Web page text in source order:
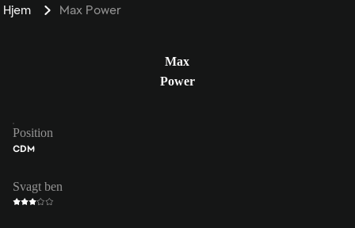
Hjem Max Power
Max
Power
Position
CDM
Svagt ben